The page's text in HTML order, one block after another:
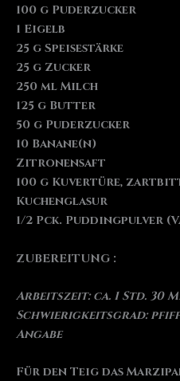
100 g Puderzucker
1 Eigelb
25 g Speisestärke
25 g Zucker
250 ml Milch
125 g Butter
50 g Puderzucker
10 Banane(n)
Zitronensaft
100 g Kuvertüre,
Kuchenglasur
1/2 Pck. Puddingpulver
ZUBEREITUNG :
Arbeitszeit: ca. 1 Std. 30
Schwierigkeitsgrad:
Angabe
Für den Teig das